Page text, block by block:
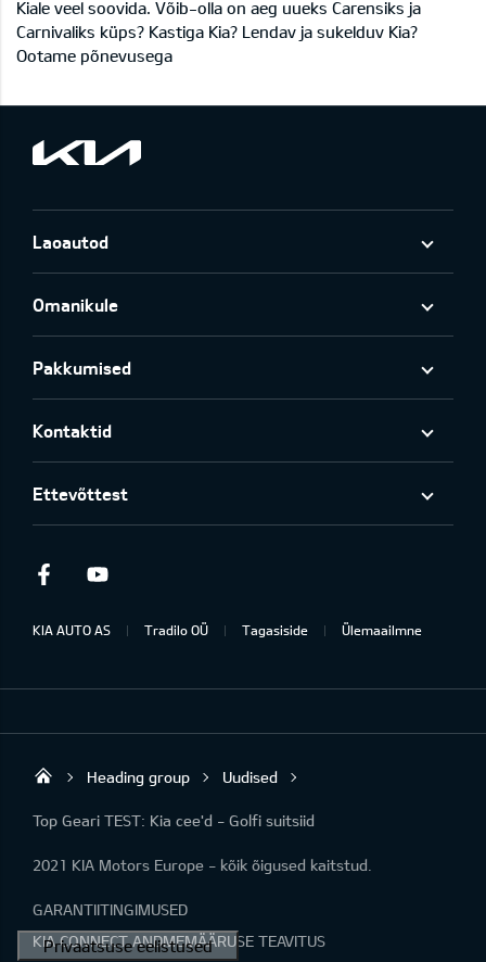
Kiale veel soovida. Võib-olla on aeg uueks Carensiks ja
Carnivaliks küps? Kastiga Kia? Lendav ja sukelduv Kia?
Ootame põnevusega
Laoautod
Omanikule
Pakkumised
Kontaktid
Ettevõttest
Facebook
KIA AUTO AS Tradilo OÜ Tagasiside Ülemaailmne
Tradilo OÜ
Heading group Uudised
Top Geari TEST: Kia cee'd - Golfi suitsiid
2021 KIA Motors Europe - kõik õigused kaitstud.
GARANTIITINGIMUSED
KIA CONNECT ANDMEMÄÄRUSE TEAVITUS